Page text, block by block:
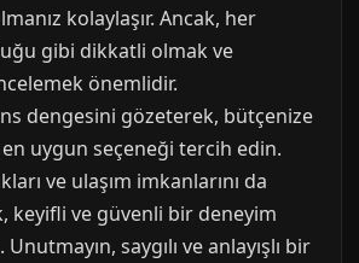
kolaylaşır. Ancak, her
gibi dikkatli olmak ve
önemlidir.
dengesini gözeterek, bütçenize
uygun seçeneği tercih edin.
ve ulaşım imkanlarını da
keyifli ve güvenli bir deneyim
saygılı ve anlayışlı bir